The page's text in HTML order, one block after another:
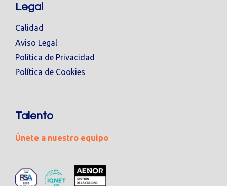
Legal
Calidad
Aviso Legal
Política de Privacidad
Política de Cookies
Talento
Únete a nuestro equipo